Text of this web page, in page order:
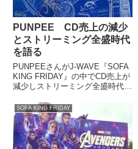
PUNPEE CD売上の減少
とストリーミング全盛時代
を語る
PUNPEEさんがJ-WAVE『SOFA
KING FRIDAY』の中でCD売上が
減少しストリーミング全盛時代と
した。
SOFA KING FRIDAY